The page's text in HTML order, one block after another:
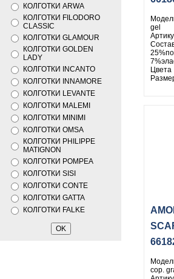
КОЛГОТКИ ARWA
КОЛГОТКИ FILODORO
CLASSIC
КОЛГОТКИ GLAMOUR
КОЛГОТКИ GOLDEN
LADY
КОЛГОТКИ INCANTO
КОЛГОТКИ INNAMORE
КОЛГОТКИ LEVANTE
КОЛГОТКИ MALEMI
КОЛГОТКИ MINIMI
КОЛГОТКИ OMSA
КОЛГОТКИ PHILIPPE
MATIGNON
КОЛГОТКИ POMPEA
КОЛГОТКИ SISI
КОЛГОТКИ CONTE
КОЛГОТКИ GATTA
КОЛГОТКИ FALKE
gel
cop.